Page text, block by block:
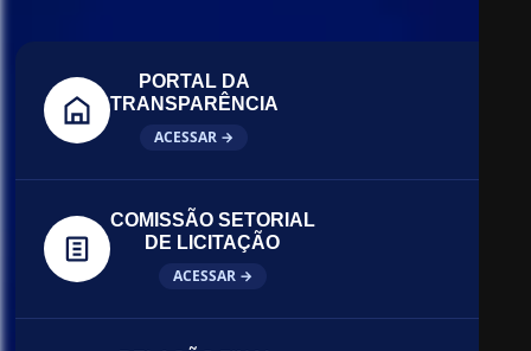
PORTAL DA
TRANSPARÊNCIA
ACESSAR →
COMISSÃO SETORIAL
DE LICITAÇÃO
ACESSAR →